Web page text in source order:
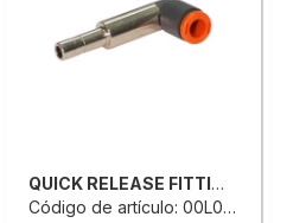
QUICK RELEASE FITTING
Código de artículo: 00L0203335F